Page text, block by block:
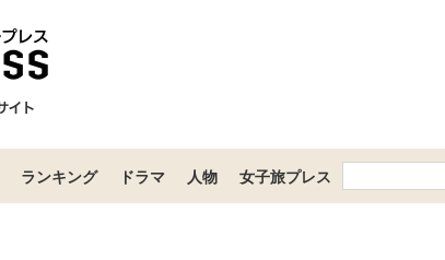
ランキング ドラマ 人物 女子旅プレス